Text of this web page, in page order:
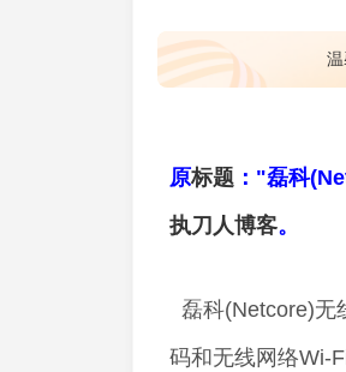
原标题："磊科
执刀人博客。
磊科(Netcore)无
码和无线网络Wi-